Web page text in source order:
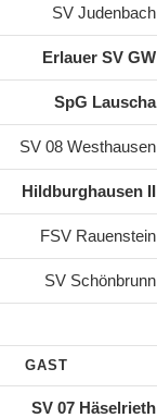
SV Judenbach
Erlauer SV GW
SpG Lauscha
SV 08 Westhausen
Hildburghausen II
FSV Rauenstein
SV Schönbrunn
GAST
SV 07 Häselrieth